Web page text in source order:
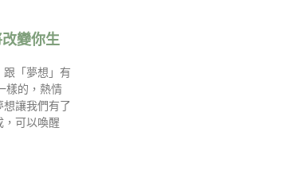
變你生
跟「夢想」有
樣的，熱情
讓我們有了
，可以喚醒